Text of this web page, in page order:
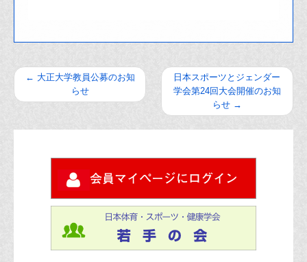
← 大正大学教員公募のお知
らせ
日本スポーツとジェンダー
学会第24回大会開催のお知
らせ →